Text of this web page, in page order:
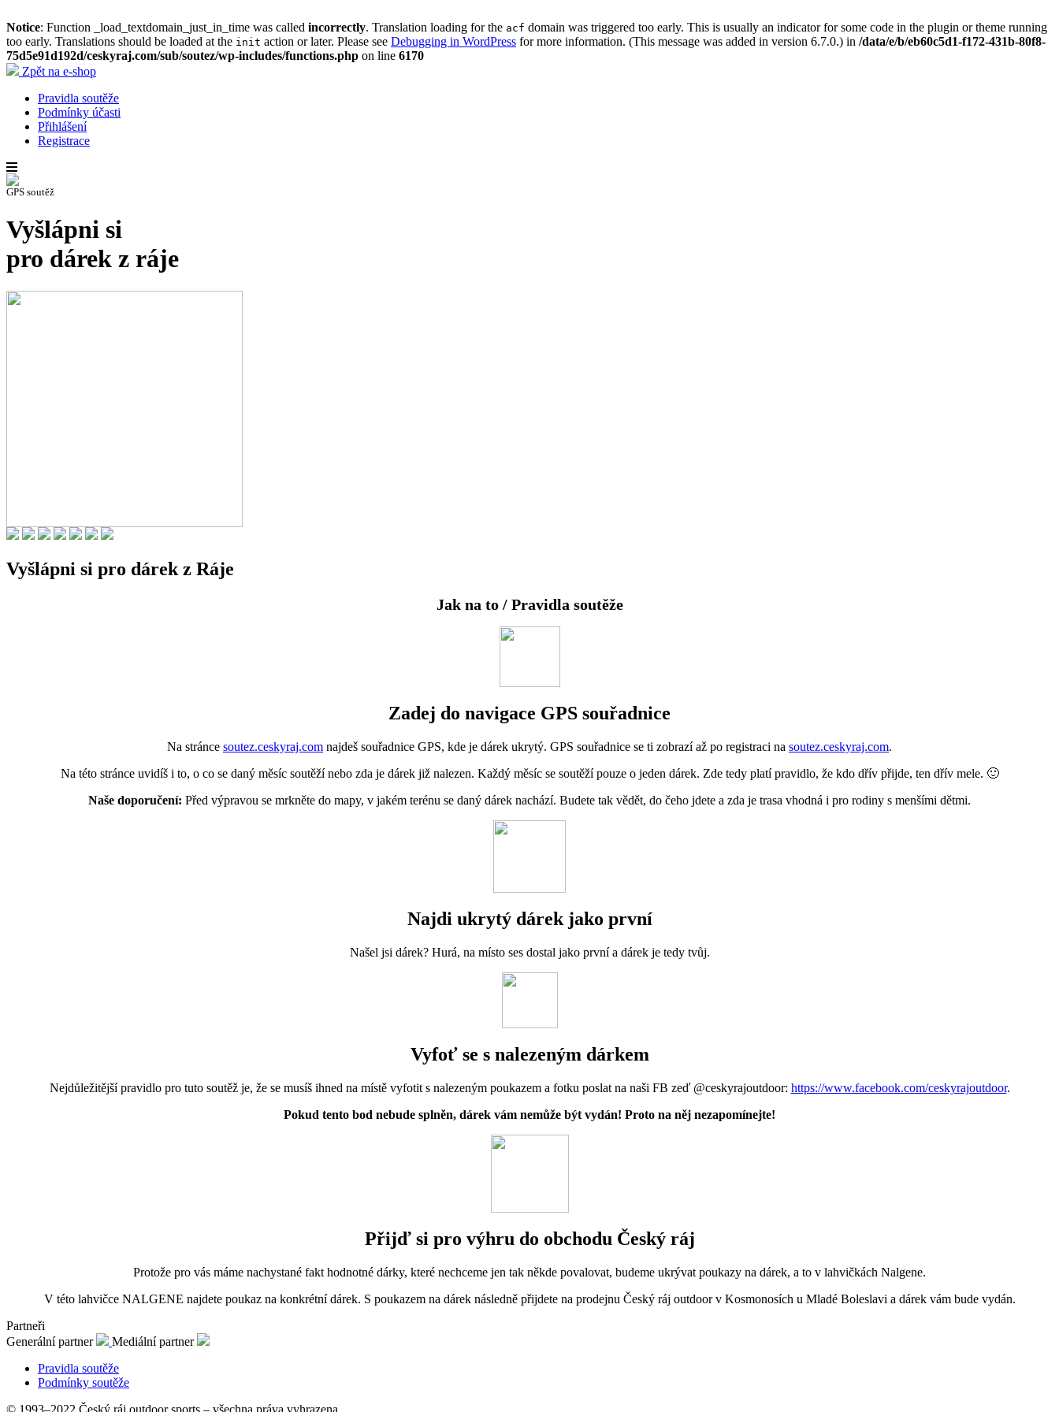
Notice: Function _load_textdomain_just_in_time was called incorrectly. Translation loading for the acf domain was triggered too early. This is usually an indicator for some code in the plugin or theme running
too early. Translations should be loaded at the init action or later. Please see Debugging in WordPress for more information. (This message was added in version 6.7.0.) in /data/e/b/eb60c5d1-f172-431b-80f8-
75d5e91d192d/ceskyraj.com/sub/soutez/wp-includes/functions.php on line 6170
Zpět na e-shop
Pravidla soutěže
Podmínky účasti
Přihlášení
Registrace
GPS soutěž
Vyšlápni si
pro dárek z ráje
Vyšlápni si pro dárek z Ráje
Jak na to / Pravidla soutěže
Zadej do navigace GPS souřadnice
Na stránce soutez.ceskyraj.com najdeš souřadnice GPS, kde je dárek ukrytý. GPS souřadnice se ti zobrazí až po registraci na soutez.ceskyraj.com.
Na této stránce uvidíš i to, o co se daný měsíc soutěží nebo zda je dárek již nalezen. Každý měsíc se soutěží pouze o jeden dárek. Zde tedy platí pravidlo, že kdo dřív přijde, ten dřív mele. 🙂
Naše doporučení: Před výpravou se mrkněte do mapy, v jakém terénu se daný dárek nachází. Budete tak vědět, do čeho jdete a zda je trasa vhodná i pro rodiny s menšími dětmi.
Najdi ukrytý dárek jako první
Našel jsi dárek? Hurá, na místo ses dostal jako první a dárek je tedy tvůj.
Vyfoť se s nalezeným dárkem
Nejdůležitější pravidlo pro tuto soutěž je, že se musíš ihned na místě vyfotit s nalezeným poukazem a fotku poslat na naši FB zeď @ceskyrajoutdoor: https://www.facebook.com/ceskyrajoutdoor.
Pokud tento bod nebude splněn, dárek vám nemůže být vydán! Proto na něj nezapomínejte!
Přijď si pro výhru do obchodu Český ráj
Protože pro vás máme nachystané fakt hodnotné dárky, které nechceme jen tak někde povalovat, budeme ukrývat poukazy na dárek, a to v lahvičkách Nalgene.
V této lahvičce NALGENE najdete poukaz na konkrétní dárek. S poukazem na dárek následně přijdete na prodejnu Český ráj outdoor v Kosmonosích u Mladé Boleslavi a dárek vám bude vydán.
Partneři
Generální partner
Mediální partner
Pravidla soutěže
Podmínky soutěže
© 1993–2022 Český ráj outdoor sports – všechna práva vyhrazena